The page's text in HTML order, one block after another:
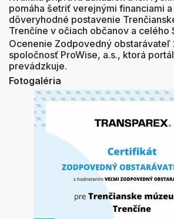
pomáha šetriť verejnými financiami
dôveryhodné postavenie
Trenčíne v očiach občanov a celého
Ocenenie Zodpovedný obstarávateľ
spoločnosť ProWise, a.s., ktorá
prevádzkuje.
Fotogaléria